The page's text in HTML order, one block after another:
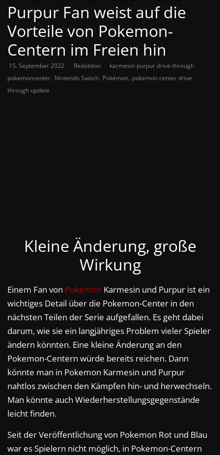
Purpur Fan weist auf die
Vorteile von Pokemon-
Centern im Freien hin
15. September 2022 Redaktion
karmesin purpur drive-through
pokemoncenter, Nintendo Switch, Pokémon, pokemon center drive
through update
Kleine Änderung, große
Wirkung
Einem Fan von Pokemon Karmesin und Purpur ist ein
wichtiges Detail über die Pokemon-Center in den
nächsten Teilen der Serie aufgefallen. Es geht dabei
darum, wie sie ein langjähriges Problem vieler Spieler
ändern könnten. Eine kleine Änderung an den
Pokemon-Centern würde bereits reichen. Dann
könnte man in Pokemon Karmesin und Purpur
nahtlos zwischen den Kämpfen hin- und herwechseln.
Man könnte auch Wiederherstellungsgegenstände
leicht finden.
Seit der Veröffentlichung von Pokemon Rot und Blau
war es Spielern nicht möglich, in Pokemon-Centern